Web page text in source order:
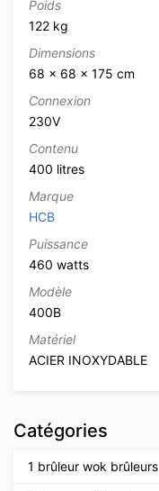
Poids
122 kg
Dimensions
68 × 68 × 175 cm
Connexion
230V
Contenu
400 litres
Marque
HCB
Puissance
460 watts
Modèle
400B
Matériel
ACIER INOXYDABLE
Catégories
1 brûleur wok brûleurs